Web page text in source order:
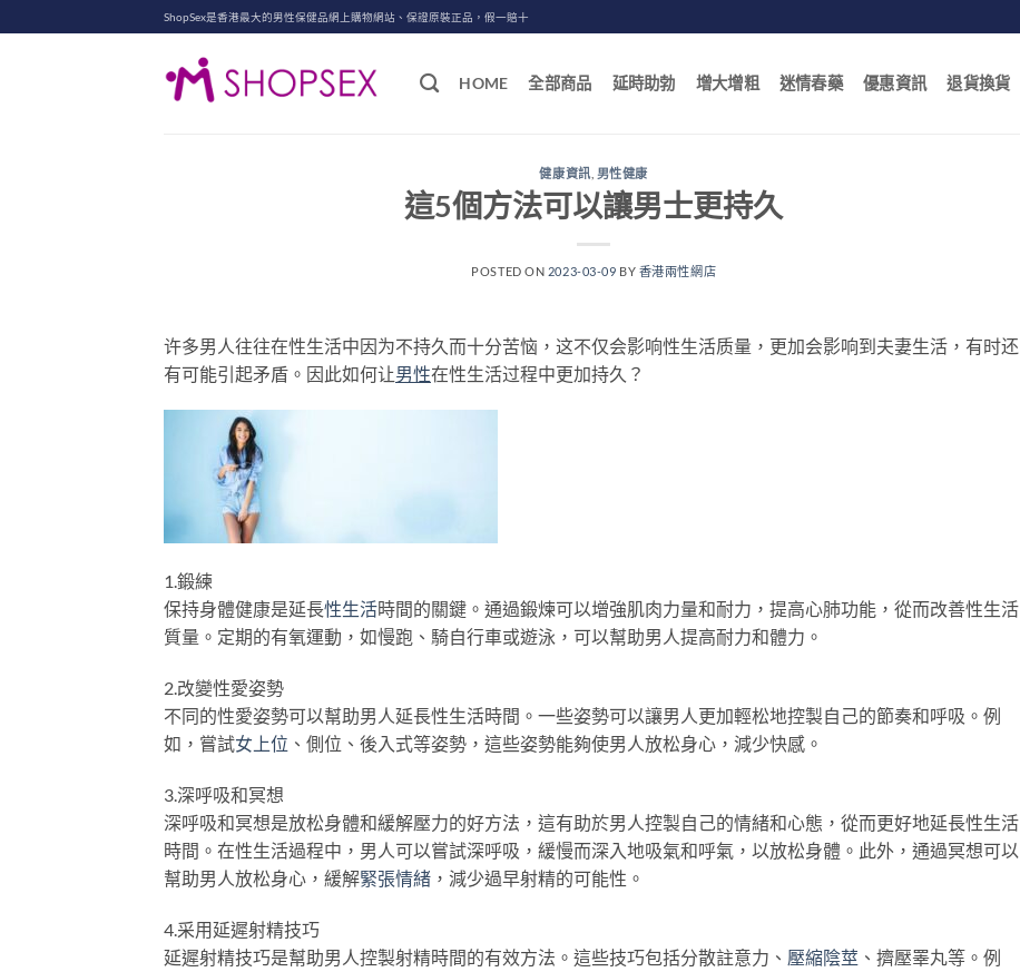
to
ShopSex是香港最大的男性保健品網上購物網站、保證原裝正品，假一賠十
HOME 全部商品 延時助勃 增大增粗 迷情春藥 優惠資訊 退貨換貨
健康資訊 男性健康
這5個方法可以讓男士更持久
POSTED ON 2023-03-09 BY 香港兩性網店
许多男人往往在性生活中因为不持久而十分苦恼，这不仅会影响性生活质量，更加会影响到夫妻生活，有时还
有可能引起矛盾。因此如何让男性在性生活过程中更加持久？
1.鍛練
保持身體健康是延長性生活時間的關鍵。通過鍛煉可以增強肌肉力量和耐力，提高心肺功能，從而改善性生活
質量。定期的有氧運動，如慢跑、騎自行車或遊泳，可以幫助男人提高耐力和體力。
2.改變性愛姿勢
不同的性愛姿勢可以幫助男人延長性生活時間。一些姿勢可以讓男人更加輕松地控製自己的節奏和呼吸。例
如，嘗試女上位 、側位、後入式等姿勢，這些姿勢能夠使男人放松身心，減少快感。
3.深呼吸和冥想
深呼吸和冥想是放松身體和緩解壓力的好方法，這有助於男人控製自己的情緒和心態，從而更好地延長性生活
時間。在性生活過程中，男人可以嘗試深呼吸，緩慢而深入地吸氣和呼氣，以放松身體。此外，通過冥想可以
幫助男人放松身心，緩解緊張情緒 ，減少過早射精的可能性。
4.采用延遲射精技巧
延遲射精技巧是幫助男人控製射精時間的有效方法。這些技巧包括分散註意力、 壓縮陰莖 、擠壓睪丸等。例